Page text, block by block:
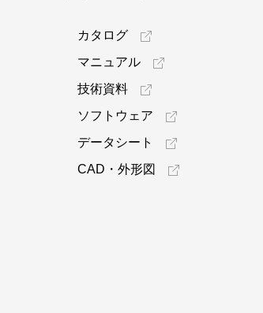
カタログ
マニュアル
技術資料
ソフトウェア
データシート
CAD・外形図